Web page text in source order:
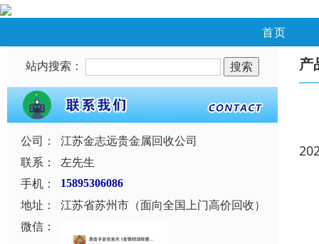
首页
站内搜索：
公司：
江苏金志远贵金属回收公司
联系：
左先生
手机：
15895306086
地址：
江苏省苏州市（面向全国上门高价回收）
微信：
产